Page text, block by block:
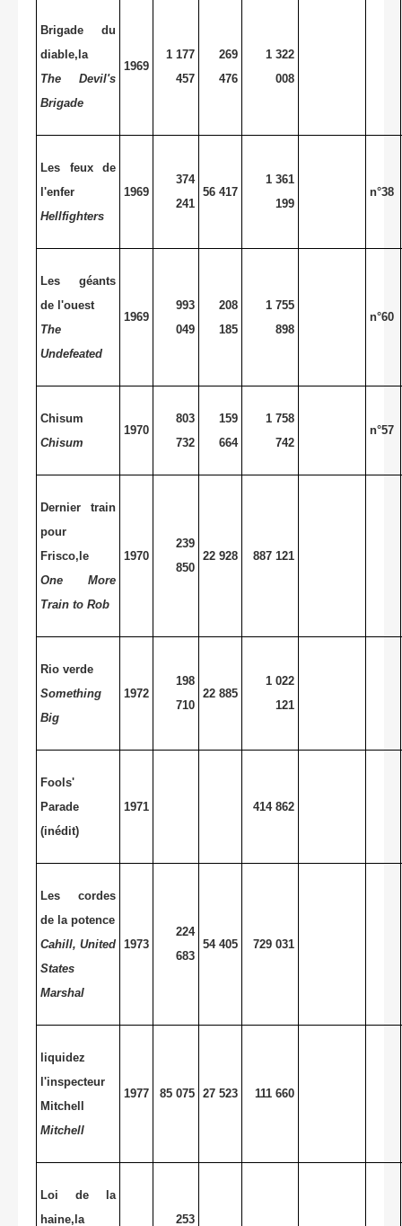
Brigade du
diable,la
The Devil's
Brigade
1969
1 177
457
269
476
1 322
008
Les feux de
l'enfer
Hellfighters
1969
374
241
56 417
1 361
199
n°38
Les géants
de l'ouest
The
Undefeated
1969
993
049
208
185
1 755
898
n°60
Chisum
Chisum
1970
803
732
159
664
1 758
742
n°57
Dernier train
pour
Frisco,le
One More
Train to Rob
1970
239
850
22 928 887 121
Rio verde
Something
Big
1972
198
710
22 885
1 022
121
Fools'
Parade
(inédit)
1971 414 862
Les cordes
de la potence
Cahill, United
States
Marshal
1973
224
683
54 405 729 031
liquidez
l'inspecteur
Mitchell
Mitchell
1977 85 075 27 523 111 660
Loi de la
haine,la
253